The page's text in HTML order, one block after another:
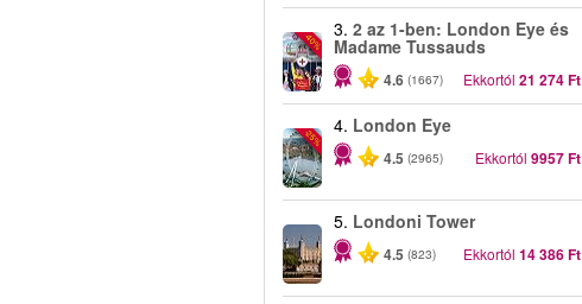
-40%
3. 2 az 1-ben: London Eye és
Madame Tussauds
4.6 (1667) Ekkortól 21 274 Ft
-25%
4. London Eye
4.5 (2965) Ekkortól 9957 Ft
5. Londoni Tower
4.5 (823) Ekkortól 14 386 Ft